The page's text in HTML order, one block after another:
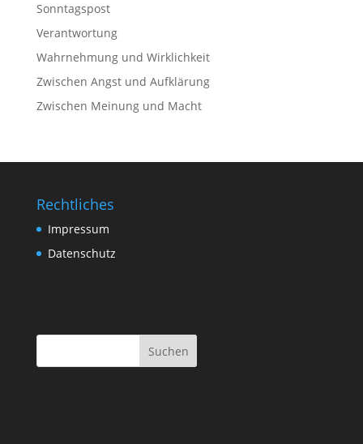
Sonntagspost
Verantwortung
Wahrnehmung und Wirklichkeit
Zwischen Angst und Aufklärung
Zwischen Meinung und Macht
Rechtliches
Impressum
Datenschutz